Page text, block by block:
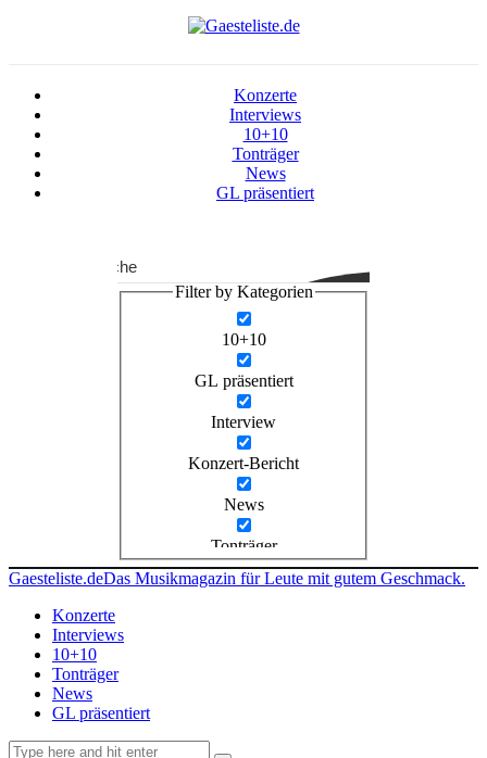
Konzerte
Interviews
10+10
Tonträger
News
GL präsentiert
Suche
Filter by Kategorien
10+10
GL präsentiert
Interview
Konzert-Bericht
News
Tonträger
Gaesteliste.deDas Musikmagazin für Leute mit gutem Geschmack.
Konzerte
Interviews
10+10
Tonträger
News
GL präsentiert